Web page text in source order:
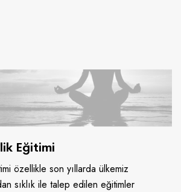
Eğitimi
özellikle son yıllarda ülkemiz
sıklık ile talep edilen eğitimler